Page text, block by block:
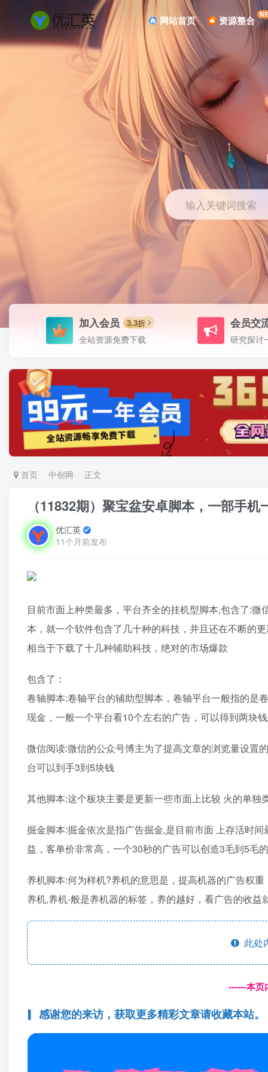
网站首页 资源整合
输入关键词搜索
加入会员 3.3折
全站资源免费下载
会员交
研究探讨
首页 中创网 正文
（11832期）聚宝盆安卓脚本，一部手
优汇英
11个月前发布
目前市面上种类最多，平台齐全的挂机型脚本,包含了:
本，就一个软件包含了几十种的科技，并且还在不断的
相当于下载了十几种辅助科技，绝对的市场爆款
包含了：
卷轴脚本:卷轴平台的辅助型脚本，卷轴平台一般指的是
现金，一般一个平台看10个左右的广告，可以得到两块
微信阅读:微信的公众号博主为了提高文章的浏览量设置
台可以到手3到5块钱
其他脚本:这个板块主要是更新一些市面上比较 火的单
掘金脚本:掘金依次是指广告掘金,是目前市面 上存活时
益，客单价非常高，一个30秒的广告可以创造3毛到5毛
养机脚本:何为样机?养机的意思是，提高机器的广告权
养机,养机-般是养机器的标签，养的越好，看广告的收益
此处
------本页
感谢您的来访，获取更多精彩文章请收藏本站。